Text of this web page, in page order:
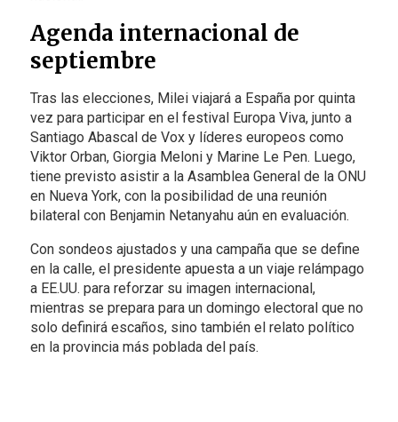
Agenda internacional de
septiembre
Tras las elecciones, Milei viajará a España por quinta
vez para participar en el festival Europa Viva, junto a
Santiago Abascal de Vox y líderes europeos como
Viktor Orban, Giorgia Meloni y Marine Le Pen. Luego,
tiene previsto asistir a la Asamblea General de la ONU
en Nueva York, con la posibilidad de una reunión
bilateral con Benjamin Netanyahu aún en evaluación.
Con sondeos ajustados y una campaña que se define
en la calle, el presidente apuesta a un viaje relámpago
a EE.UU. para reforzar su imagen internacional,
mientras se prepara para un domingo electoral que no
solo definirá escaños, sino también el relato político
en la provincia más poblada del país.